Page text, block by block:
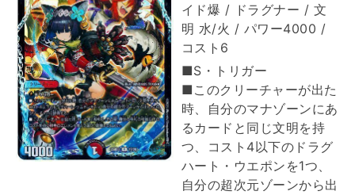
イド爆 / ドラグナー / 文
明 水/火 / パワー4000 /
コスト6
■S・トリガー
■このクリーチャーが出た
時、自分のマナゾーンにあ
るカードと同じ文明を持
つ、コスト4以下のドラグ
ハート・ウエポンを1つ、
自分の超次元ゾーンから出